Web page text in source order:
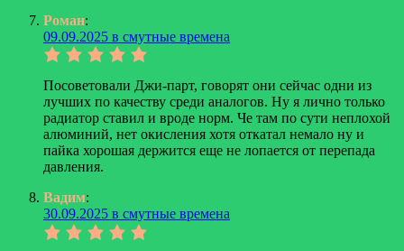
Роман:
09.09.2025 в смутные времена
Посоветовали Джи-парт, говорят они сейчас одни из
лучших по качеству среди аналогов. Ну я лично только
радиатор ставил и вроде норм. Че там по сути неплохой
алюминий, нет окисления хотя откатал немало ну и
пайка хорошая держится еще не лопается от перепада
давления.
Вадим:
30.09.2025 в смутные времена